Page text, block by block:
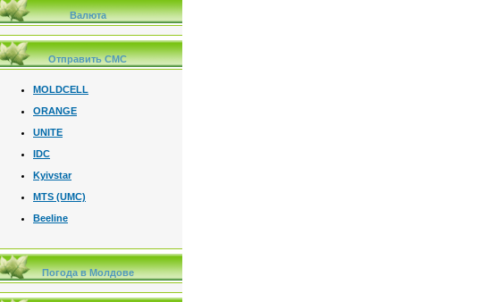
Валюта
Отправить СМС
MOLDCELL
ORANGE
UNITE
IDC
Kyivstar
MTS (UMC)
Beeline
Погода в Молдове